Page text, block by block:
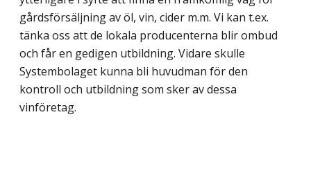
gårdsförsäljning av öl, vin, cider m.m. Vi kan t.ex.
tänka oss att de lokala producenterna blir ombud
och får en gedigen utbildning. Vidare skulle
Systembolaget kunna bli huvudman för den
kontroll och utbildning som sker av dessa
vinföretag.